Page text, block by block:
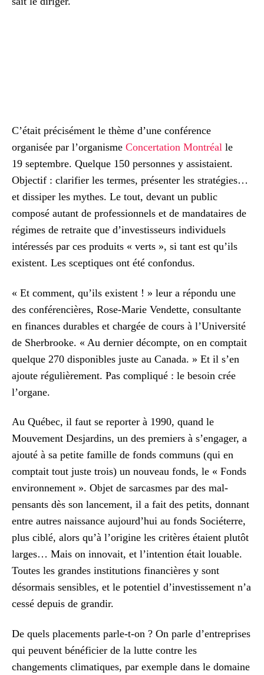
C’était précisément le thème d’une conférence
organisée par l’organisme Concertation Montréal le
19 septembre. Quelque 150 personnes y assistaient.
Objectif : clarifier les termes, présenter les stratégies…
et dissiper les mythes. Le tout, devant un public
composé autant de professionnels et de mandataires de
régimes de retraite que d’investisseurs individuels
intéressés par ces produits « verts », si tant est qu’ils
existent. Les sceptiques ont été confondus.
« Et comment, qu’ils existent ! » leur a répondu une
des conférencières, Rose-Marie Vendette, consultante
en finances durables et chargée de cours à l’Université
de Sherbrooke. « Au dernier décompte, on en comptait
quelque 270 disponibles juste au Canada. » Et il s’en
ajoute régulièrement. Pas compliqué : le besoin crée
l’organe.
Au Québec, il faut se reporter à 1990, quand le
Mouvement Desjardins, un des premiers à s’engager, a
ajouté à sa petite famille de fonds communs (qui en
comptait tout juste trois) un nouveau fonds, le « Fonds
environnement ». Objet de sarcasmes par des mal-
pensants dès son lancement, il a fait des petits, donnant
entre autres naissance aujourd’hui au fonds Sociéterre,
plus ciblé, alors qu’à l’origine les critères étaient plutôt
larges… Mais on innovait, et l’intention était louable.
Toutes les grandes institutions financières y sont
désormais sensibles, et le potentiel d’investissement n’a
cessé depuis de grandir.
De quels placements parle-t-on ? On parle d’entreprises
qui peuvent bénéficier de la lutte contre les
changements climatiques, par exemple dans le domaine